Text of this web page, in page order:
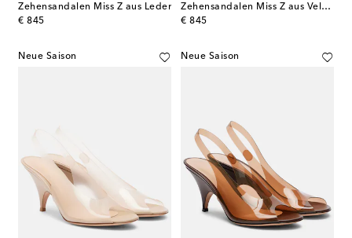
Zehensandalen Miss Z aus Leder
€ 845
original price
Zehensandalen Miss Z aus Veloursleder
€ 845
original price
Neue Saison Neue Saison